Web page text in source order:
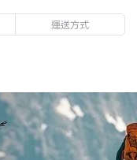
運送方式